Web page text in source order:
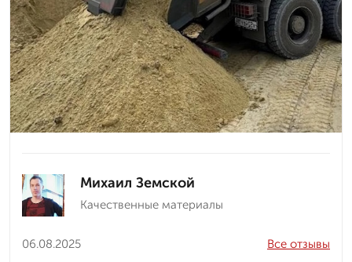
Михаил Земской
Качественные материалы
06.08.2025
Все отзывы